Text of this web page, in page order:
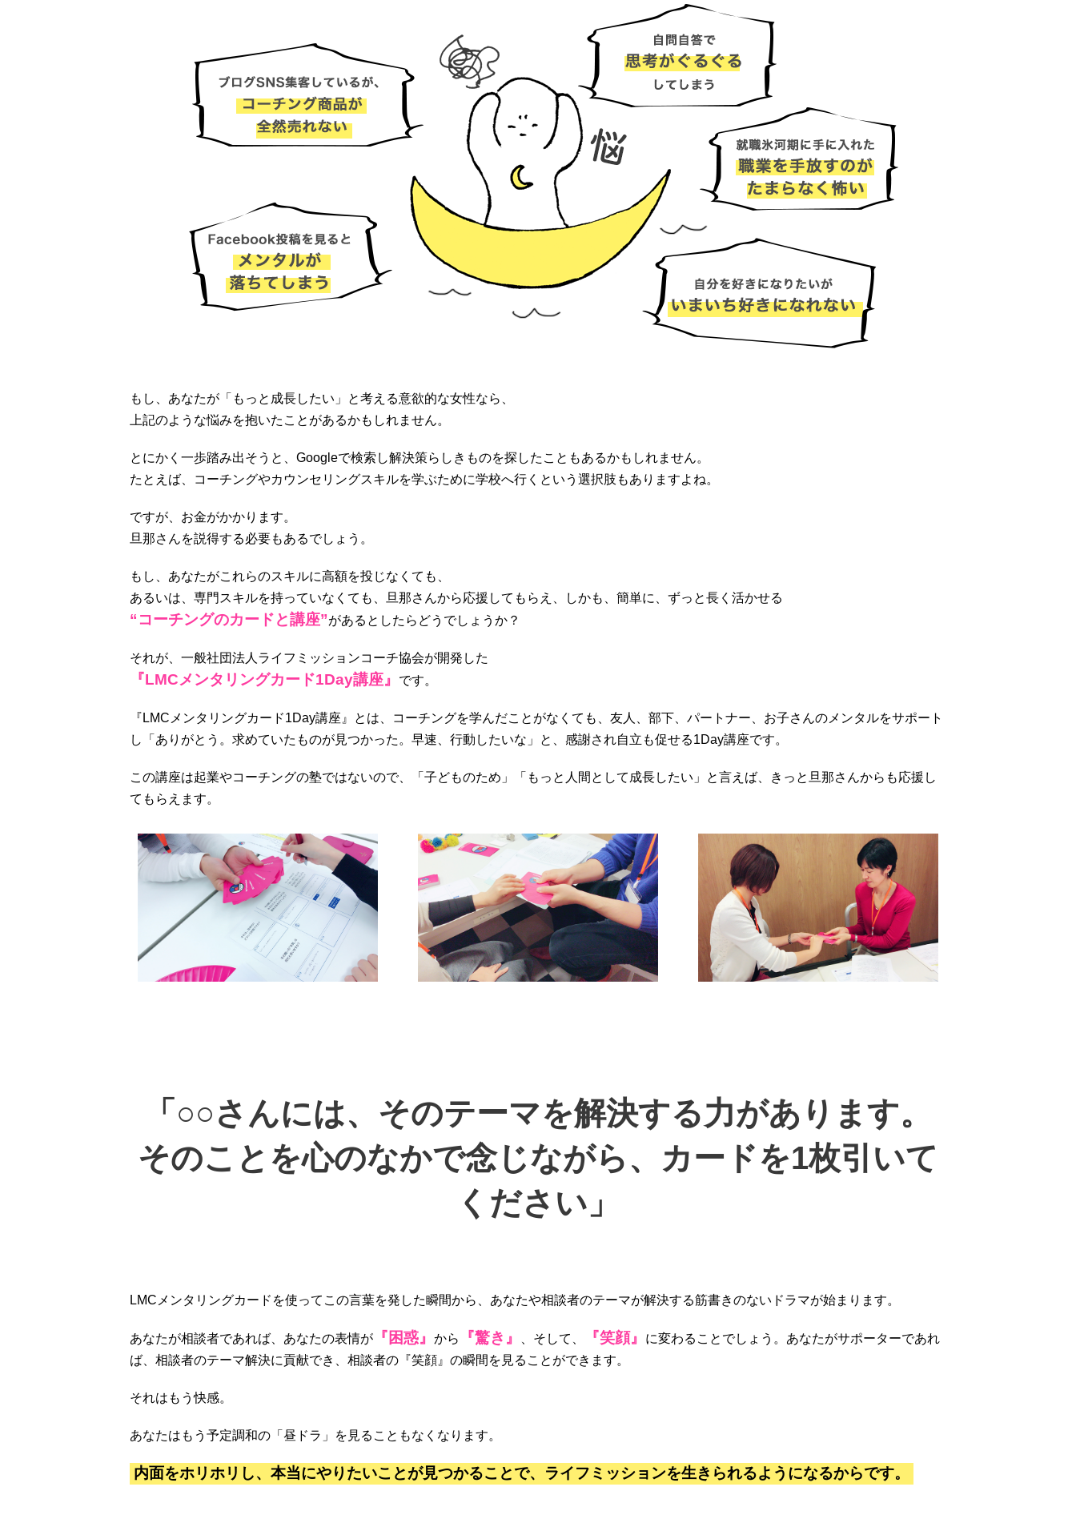
もし、あなたが「もっと成長したい」と考える意欲的な女性なら、
上記のような悩みを抱いたことがあるかもしれません。
とにかく一歩踏み出そうと、Googleで検索し解決策らしきものを探したこともあるかもしれません。
たとえば、コーチングやカウンセリングスキルを学ぶために学校へ行くという選択肢もありますよね。
ですが、お金がかかります。
旦那さんを説得する必要もあるでしょう。
もし、あなたがこれらのスキルに高額を投じなくても、
あるいは、専門スキルを持っていなくても、旦那さんから応援してもらえ、しかも、簡単に、ずっと長く活かせる
“コーチングのカードと講座”があるとしたらどうでしょうか？
それが、一般社団法人ライフミッションコーチ協会が開発した
『LMCメンタリングカード1Day講座』 です。
『LMCメンタリングカード1Day講座』とは、コーチングを学んだことがなくても、友人、部下、パートナー、お子さんのメンタルをサポート
し「ありがとう。求めていたものが見つかった。早速、行動したいな」と、感謝され自立も促せる1Day講座です。
この講座は起業やコーチングの塾ではないので、「子どものため」「もっと人間として成長したい」と言えば、きっと旦那さんからも応援し
てもらえます。
「○○さんには、そのテーマを解決する力があります。
そのことを心のなかで念じながら、カードを1枚引いて
ください」
LMCメンタリングカードを使ってこの言葉を発した瞬間から、あなたや相談者のテーマが解決する筋書きのないドラマが始まります。
あなたが相談者であれば、あなたの表情が 『困惑』 から 『驚き』 、そして、 『笑顔』
に変わることでしょう。あなたがサポーターであれ
ば、相談者のテーマ解決に貢献でき、相談者の『笑顔』の瞬間を見ることができます。
それはもう快感。
あなたはもう予定調和の「昼ドラ」を見ることもなくなります。
内面をホリホリし、本当にやりたいことが見つかることで、ライフミッションを生きられるようになるからです。